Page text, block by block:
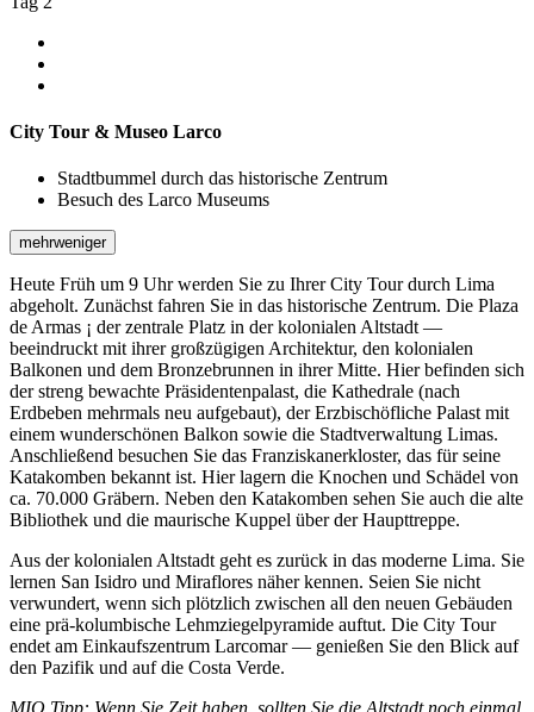
City Tour & Museo Larco
Stadtbummel durch das historische Zentrum
Besuch des Larco Museums
mehrweniger
Heute Früh um 9 Uhr werden Sie zu Ihrer City Tour durch Lima
abgeholt. Zunächst fahren Sie in das historische Zentrum. Die Plaza
de Armas ¡ der zentrale Platz in der kolonialen Altstadt —
beeindruckt mit ihrer großzügigen Architektur, den kolonialen
Balkonen und dem Bronzebrunnen in ihrer Mitte. Hier befinden sich
der streng bewachte Präsidentenpalast, die Kathedrale (nach
Erdbeben mehrmals neu aufgebaut), der Erzbischöfliche Palast mit
einem wunderschönen Balkon sowie die Stadtverwaltung Limas.
Anschließend besuchen Sie das Franziskanerkloster, das für seine
Katakomben bekannt ist. Hier lagern die Knochen und Schädel von
ca. 70.000 Gräbern. Neben den Katakomben sehen Sie auch die alte
Bibliothek und die maurische Kuppel über der Haupttreppe.
Aus der kolonialen Altstadt geht es zurück in das moderne Lima. Sie
lernen San Isidro und Miraflores näher kennen. Seien Sie nicht
verwundert, wenn sich plötzlich zwischen all den neuen Gebäuden
eine prä-kolumbische Lehmziegelpyramide auftut. Die City Tour
endet am Einkaufszentrum Larcomar — genießen Sie den Blick auf
den Pazifik und auf die Costa Verde.